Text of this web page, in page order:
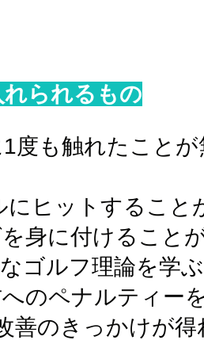
られるもの
度も触れたこと
ヒットすること
身に付けること
ゴルフ理論を学
のペナルティー
善のきっかけが得